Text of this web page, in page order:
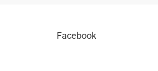
Facebook